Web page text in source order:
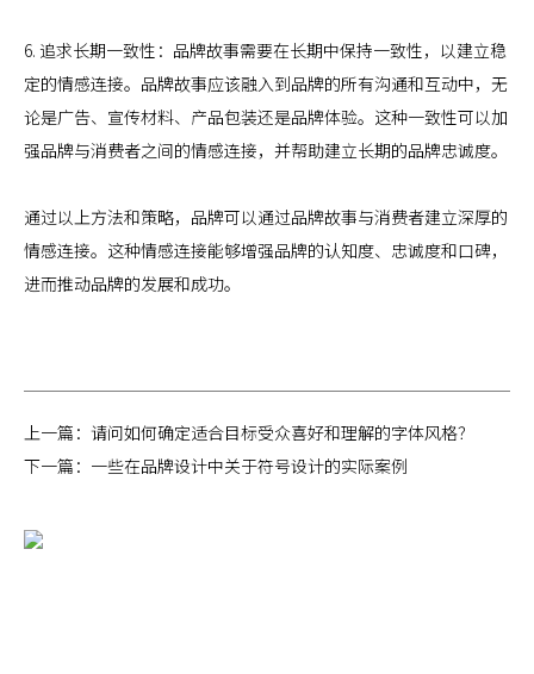
6. 追求长期一致性：品牌故事需要在长期中保持一致性，以建立稳
定的情感连接。品牌故事应该融入到品牌的所有沟通和互动中，无
论是广告、宣传材料、产品包装还是品牌体验。这种一致性可以加
强品牌与消费者之间的情感连接，并帮助建立长期的品牌忠诚度。
通过以上方法和策略，品牌可以通过品牌故事与消费者建立深厚的
情感连接。这种情感连接能够增强品牌的认知度、忠诚度和口碑，
进而推动品牌的发展和成功。
上一篇： 请问如何确定适合目标受众喜好和理解的字体风格？
下一篇： 一些在品牌设计中关于符号设计的实际案例